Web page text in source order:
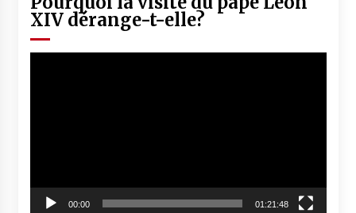
XIV dérange-t-elle?
00:00 01:21:48